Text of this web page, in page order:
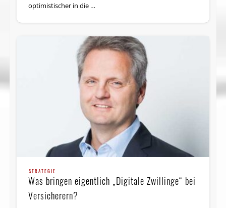
optimistischer in die …
STRATEGIE
Was bringen eigentlich „Digitale Zwillinge“ bei
Versicherern?